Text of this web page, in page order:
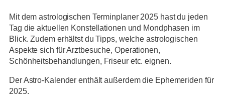
Mit dem astrologischen Terminplaner 2025 hast du jeden
Tag die aktuellen Konstellationen und Mondphasen im
Blick. Zudem erhältst du Tipps, welche astrologischen
Aspekte sich für Arztbesuche, Operationen,
Schönheitsbehandlungen, Friseur etc. eignen.
Der Astro-Kalender enthält außerdem die Ephemeriden für
2025.